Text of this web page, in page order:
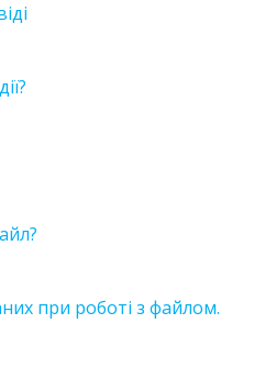
при роботі з файлом.